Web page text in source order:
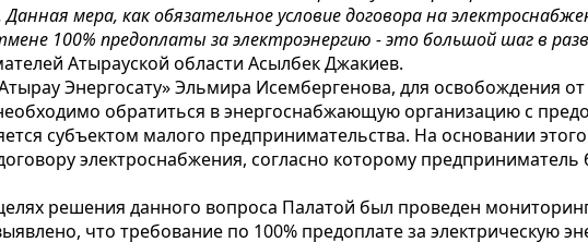
мера, как обязательное условие договора на
100% предоплаты за электроэнергию - это большой шаг в
Атырауской области Асылбек Джакиев.
Энергосату» Эльмира Исембергенова, для освобождения
обратиться в энергоснабжающую организацию с
субъектом малого предпринимательства. На основании
электроснабжения, согласно которому
решения данного вопроса Палатой был проведен
что требование по 100% предоплате за электрическую